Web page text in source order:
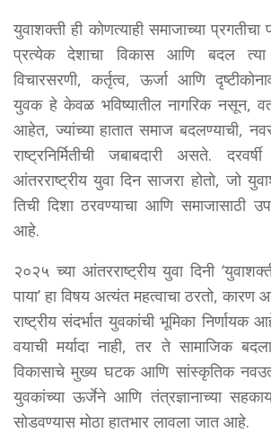
युवाशक्ती ही कोणत्याही समाजाच्या
प्रत्येक देशाचा विकास आणि बदल त्या
विचारसरणी, कर्तृत्व, ऊर्जा आणि
युवक हे केवळ भविष्यातील नागरिक नसून,
आहेत, ज्यांच्या हातात समाज बदलण्याची,
राष्ट्रनिर्मितीची जबाबदारी असते.
आंतरराष्ट्रीय युवा दिन साजरा होतो, जो
तिची दिशा ठरवण्याचा आणि समाजासाठी
आहे.
२०२५ च्या आंतरराष्ट्रीय युवा दिनी
पाया’ हा विषय अत्यंत महत्वाचा ठरतो,
राष्ट्रीय संदर्भात युवकांची भूमिका
वयाची मर्यादा नाही, तर ते सामाजिक
विकासाचे मुख्य घटक आणि सांस्कृतिक
युवकांच्या ऊर्जेने आणि तंत्रज्ञानाच्या
सोडवण्यास मोठा हातभार लावला जात आहे.